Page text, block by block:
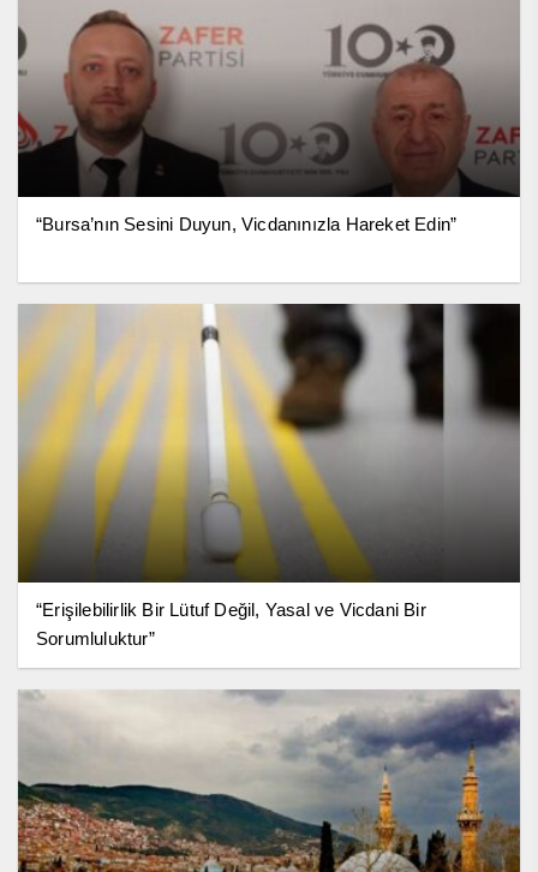
“Bursa’nın Sesini Duyun, Vicdanınızla Hareket Edin”
“Erişilebilirlik Bir Lütuf Değil, Yasal ve Vicdani Bir
Sorumluluktur”